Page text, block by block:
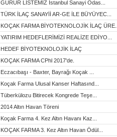
GURUR LİSTEMİZ İstanbul Sanayi Odas...
TÜRK İLAÇ SANAYİİ AR-GE İLE BÜYÜYEC...
KOÇAK FARMA BİYOTEKNOLOJİK İLAÇ ÜRE...
YATIRIM HEDEFLERİMİZİ REALİZE EDİYO...
HEDEF BİYOTEKNOLOJİK İLAÇ
KOÇAK FARMA CPhl 2017'de.
Eczacıbaşı - Baxter, Bayrağı Koçak ...
Koçak Farma Ulusal Kanser Haftasınd...
Tüberkülozu Bitirecek Kongrede Teşe...
2014 Altın Havan Töreni
Koçak Farma 4. Kez Altın Havanı Kaz...
KOÇAK FARMA 3. Kez Altın Havan Ödül...